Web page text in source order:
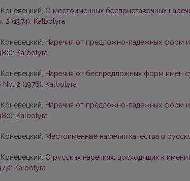
О местоименных бесприставочных
2 (1974): Kalbotyra
Наречия от предложно-падежных форм
Kalbotyra
Наречия от беспредложных форм имен
No. 2 (1976): Kalbotyra
Наречия от предложно-падежных форм
Kalbotyra
Местоименные наречия качества в
О русских наречиях, восходящих к
Kalbotyra